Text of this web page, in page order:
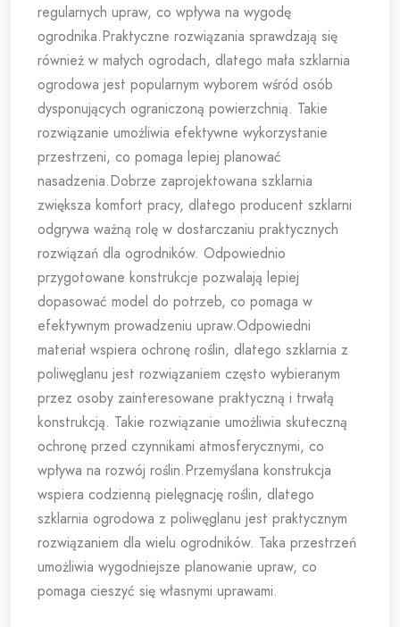
regularnych upraw, co wpływa na wygodę
ogrodnika.Praktyczne rozwiązania sprawdzają się
również w małych ogrodach, dlatego mała szklarnia
ogrodowa jest popularnym wyborem wśród osób
dysponujących ograniczoną powierzchnią. Takie
rozwiązanie umożliwia efektywne wykorzystanie
przestrzeni, co pomaga lepiej planować
nasadzenia.Dobrze zaprojektowana szklarnia
zwiększa komfort pracy, dlatego producent szklarni
odgrywa ważną rolę w dostarczaniu praktycznych
rozwiązań dla ogrodników. Odpowiednio
przygotowane konstrukcje pozwalają lepiej
dopasować model do potrzeb, co pomaga w
efektywnym prowadzeniu upraw.Odpowiedni
materiał wspiera ochronę roślin, dlatego szklarnia z
poliwęglanu jest rozwiązaniem często wybieranym
przez osoby zainteresowane praktyczną i trwałą
konstrukcją. Takie rozwiązanie umożliwia skuteczną
ochronę przed czynnikami atmosferycznymi, co
wpływa na rozwój roślin.Przemyślana konstrukcja
wspiera codzienną pielęgnację roślin, dlatego
szklarnia ogrodowa z poliwęglanu jest praktycznym
rozwiązaniem dla wielu ogrodników. Taka przestrzeń
umożliwia wygodniejsze planowanie upraw, co
pomaga cieszyć się własnymi uprawami.